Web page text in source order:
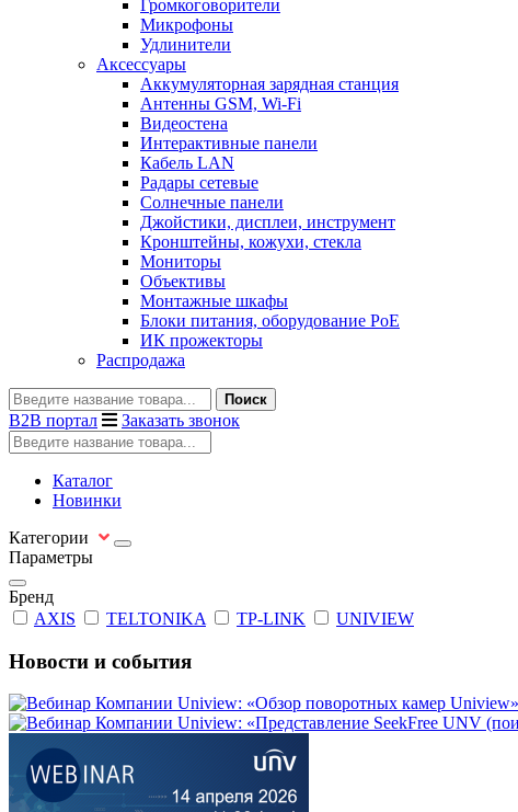
Громкоговорители
Микрофоны
Удлинители
Аксессуары
Аккумуляторная зарядная станция
Антенны GSM, Wi-Fi
Видеостена
Интерактивные панели
Кабель LAN
Радары сетевые
Солнечные панели
Джойстики, дисплеи, инструмент
Кронштейны, кожухи, стекла
Мониторы
Объективы
Монтажные шкафы
Блоки питания, оборудование PoE
ИК прожекторы
Распродажа
Поиск
B2B портал Заказать звонок
Каталог
Новинки
Категории
Параметры
Бренд
AXIS
TELTONIKA TP-LINK UNIVIEW
Новости и события